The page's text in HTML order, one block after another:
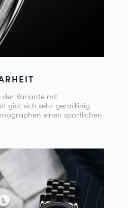
Variante mit
gibt sich sehr geradlinig
einen sportlichen